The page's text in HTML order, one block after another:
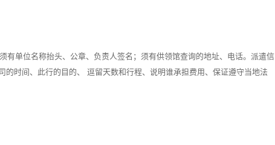
有单位名称抬头、公章、负责人签名；须有供领馆查询的地址、电话。派遣信
时间、此行的目的、 逗留天数和行程、说明谁承担费用、保证遵守当地法